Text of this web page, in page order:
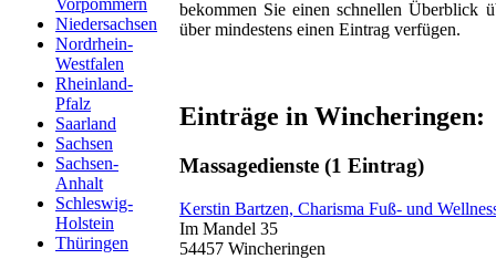
Vorpommern
Niedersachsen
Nordrhein-
Westfalen
Rheinland-
Pfalz
Saarland
Sachsen
Sachsen-
Anhalt
Schleswig-
Holstein
Thüringen
bekommen Sie einen schnellen Überblick
über mindestens einen Eintrag verfügen.
Einträge in Wincheringen:
Massagedienste (1 Eintrag)
Kerstin Bartzen, Charisma Fuß- und
Im Mandel 35
54457 Wincheringen